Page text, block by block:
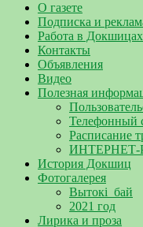
О газете
Подписка и
Работа в Докшицах
Контакты
Объявления
Видео
Полезная
Телефонный
Расписание
ИНТЕРНЕТ-
История Докшиц
Фотогалерея
Вытокі_бай
2021 год
Лирика и проза